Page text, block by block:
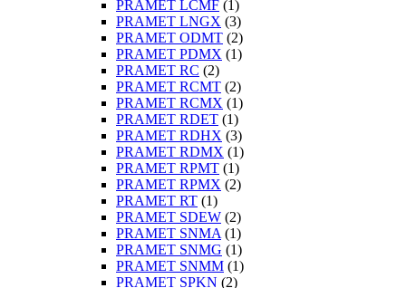
PRAMET LCMF (1)
PRAMET LNGX (3)
PRAMET ODMT (2)
PRAMET PDMX (1)
PRAMET RC (2)
PRAMET RCMT (2)
PRAMET RCMX (1)
PRAMET RDET (1)
PRAMET RDHX (3)
PRAMET RDMX (1)
PRAMET RPMT (1)
PRAMET RPMX (2)
PRAMET RT (1)
PRAMET SDEW (2)
PRAMET SNMA (1)
PRAMET SNMG (1)
PRAMET SNMM (1)
PRAMET SPKN (2)